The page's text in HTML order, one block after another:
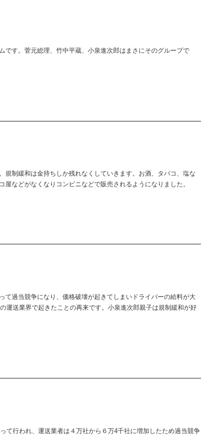
です。菅元総理、竹中平蔵、小泉進次郎はまさにそのグループで
規制緩和は金持ちしか残れなくしていきます。お酒、タバコ、塩な
などがなくなりコンビニなどで販売されるようになりました。
て過当競争になり、価格破壊が起きてしまいドライバーの給料が大
運送業界で起きたことの再来です。小泉進次郎親子は規制緩和が好
て行われ、運送業者は４万社から６万4千社に増加したため過当競争